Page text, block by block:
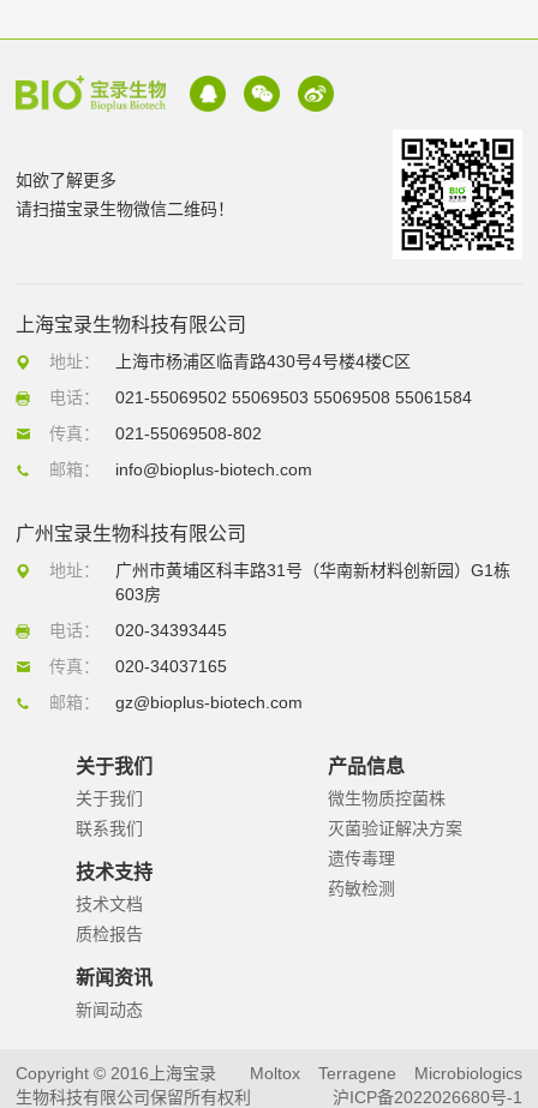
如欲了解更多
请扫描宝录生物微信二维码！
上海宝录生物科技有限公司
地址：
上海市杨浦区临青路430号4号楼4楼C区
电话：
021-55069502 55069503 55069508 55061584
传真：
021-55069508-802
邮箱：
info@bioplus-biotech.com
广州宝录生物科技有限公司
地址：
广州市黄埔区科丰路31号（华南新材料创新园）G1栋
603房
电话：
020-34393445
传真：
020-34037165
邮箱：
gz@bioplus-biotech.com
关于我们
关于我们
联系我们
技术支持
技术文档
质检报告
新闻资讯
新闻动态
产品信息
微生物质控菌株
灭菌验证解决方案
遗传毒理
药敏检测
Microbiologics
Terragene
Moltox
Copyright © 2016上海宝录
生物科技有限公司保留所有权利
沪ICP备2022026680号-1